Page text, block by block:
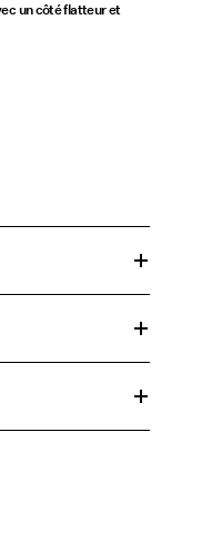
un côté flatteur et